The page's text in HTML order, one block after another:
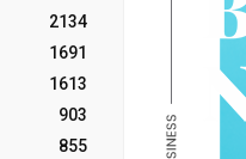
2134
1691
1613
903
855